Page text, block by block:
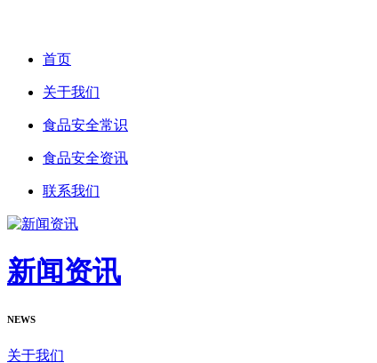
首页
关于我们
食品安全常识
食品安全资讯
联系我们
新闻资讯
NEWS
关于我们